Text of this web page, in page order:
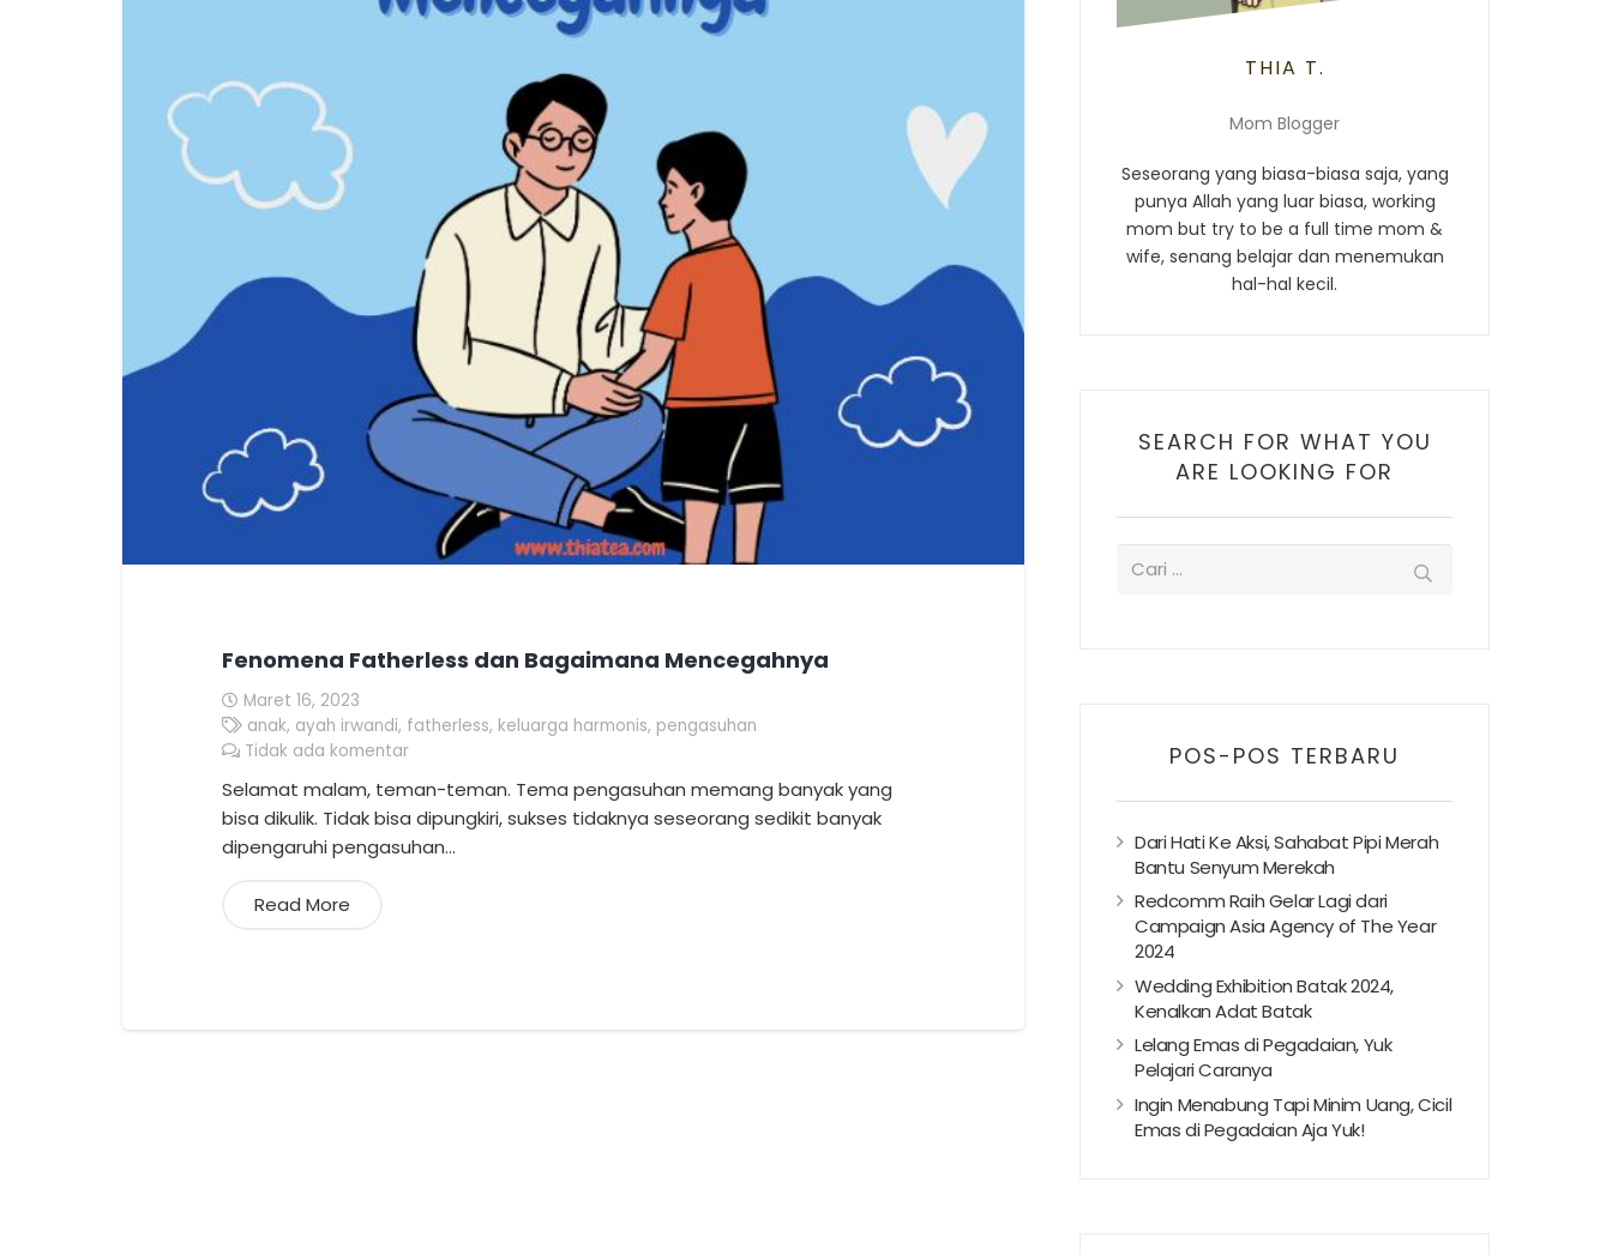
Fenomena Fatherless dan Bagaimana Mencegahnya
Maret 16, 2023
anak, ayah irwandi, fatherless, keluarga harmonis, pengasuhan
Tidak ada komentar
Selamat malam, teman-teman. Tema pengasuhan memang banyak yang
bisa dikulik. Tidak bisa dipungkiri, sukses tidaknya seseorang sedikit banyak
dipengaruhi pengasuhan…
Read More
THIA T.
Mom Blogger
Seseorang yang biasa-biasa saja, yang
punya Allah yang luar biasa, working
mom but try to be a full time mom &
wife, senang belajar dan menemukan
hal-hal kecil.
SEARCH FOR WHAT YOU
ARE LOOKING FOR
POS-POS TERBARU
Dari Hati Ke Aksi, Sahabat Pipi Merah
Bantu Senyum Merekah
Redcomm Raih Gelar Lagi dari
Campaign Asia Agency of The Year
2024
Wedding Exhibition Batak 2024,
Kenalkan Adat Batak
Lelang Emas di Pegadaian, Yuk
Pelajari Caranya
Ingin Menabung Tapi Minim Uang, Cicil
Emas di Pegadaian Aja Yuk!